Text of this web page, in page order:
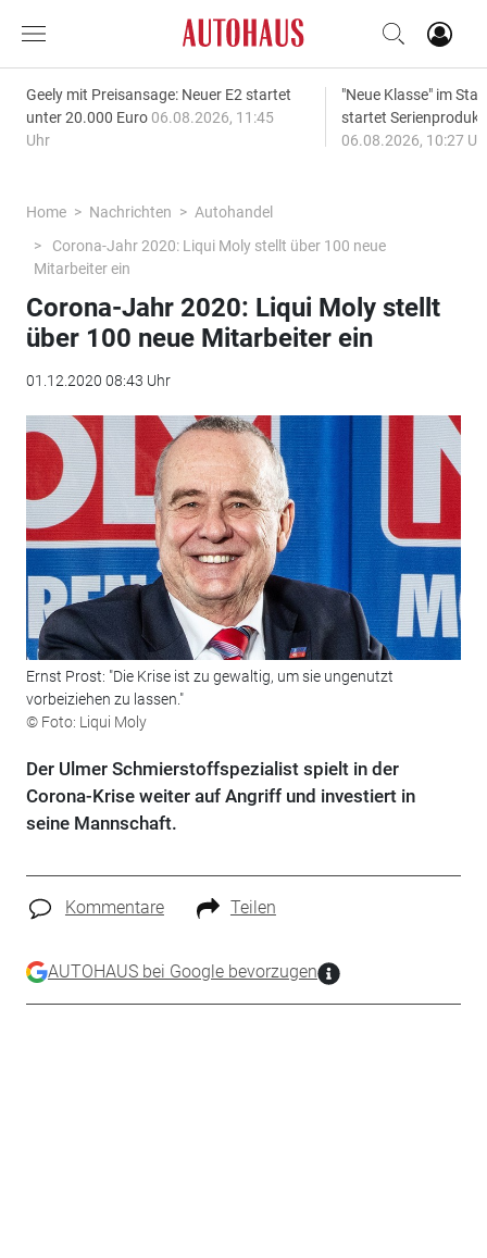
Geely mit Preisansage: Neuer E2 startet
unter 20.000 Euro 06.08.2026, 11:45
Uhr
"Neue Klasse" im
startet
06.08.2026, 10:27
Home Nachrichten
Autohandel
Corona-Jahr 2020: Liqui Moly stellt über 100 neue
Mitarbeiter ein
Corona-Jahr 2020: Liqui Moly stellt
über 100 neue Mitarbeiter ein
01.12.2020 08:43 Uhr
Ernst Prost: "Die Krise ist zu gewaltig, um sie ungenutzt
vorbeiziehen zu lassen."
© Foto: Liqui Moly
Der Ulmer Schmierstoffspezialist spielt in der
Corona-Krise weiter auf Angriff und investiert in
seine Mannschaft.
Kommentare Teilen
AUTOHAUS bei Google bevorzugen